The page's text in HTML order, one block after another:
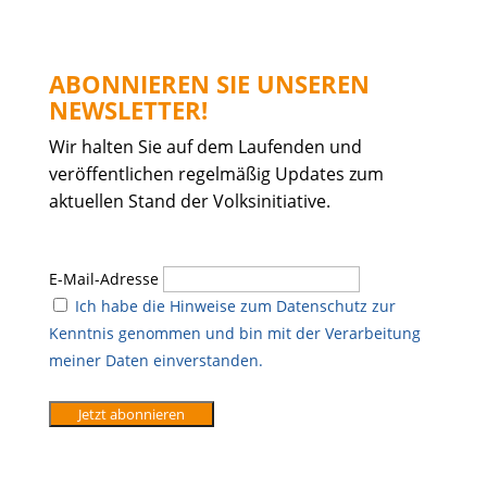
ABONNIEREN SIE UNSEREN
NEWSLETTER!
Wir halten Sie auf dem Laufenden und
veröffentlichen regelmäßig Updates zum
aktuellen Stand der Volksinitiative.
E-Mail-Adresse
Ich habe die Hinweise zum Datenschutz zur
Kenntnis genommen und bin mit der Verarbeitung
meiner Daten einverstanden.